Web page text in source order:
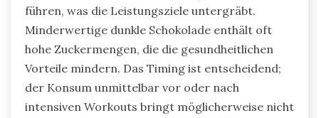
führen, was die Leistungsziele untergräbt.
Minderwertige dunkle Schokolade enthält oft
hohe Zuckermengen, die die gesundheitlichen
Vorteile mindern. Das Timing ist entscheidend;
der Konsum unmittelbar vor oder nach
intensiven Workouts bringt möglicherweise nicht